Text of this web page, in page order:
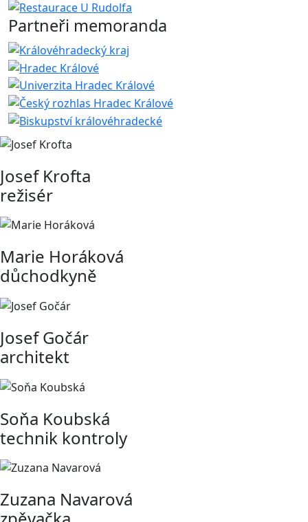
Partneři memoranda
Josef Krofta
režisér
Marie Horáková
důchodkyně
Josef Gočár
architekt
Soňa Koubská
technik kontroly
Zuzana Navarová